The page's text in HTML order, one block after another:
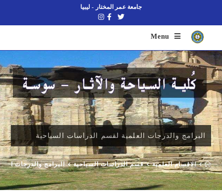
جامعة عمر المختار - ليبيا
Menu
البرامج والدرجات العلمية لقسم الدراسات السياحية
الاقسام العلمية قسم الدراسات السياحية البرامج والدرجات